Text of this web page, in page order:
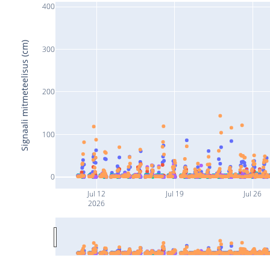
Jul 12
2026
Jul 19 Jul 26
0
100
200
300
400
Signaali mitmeteelisus (cm)